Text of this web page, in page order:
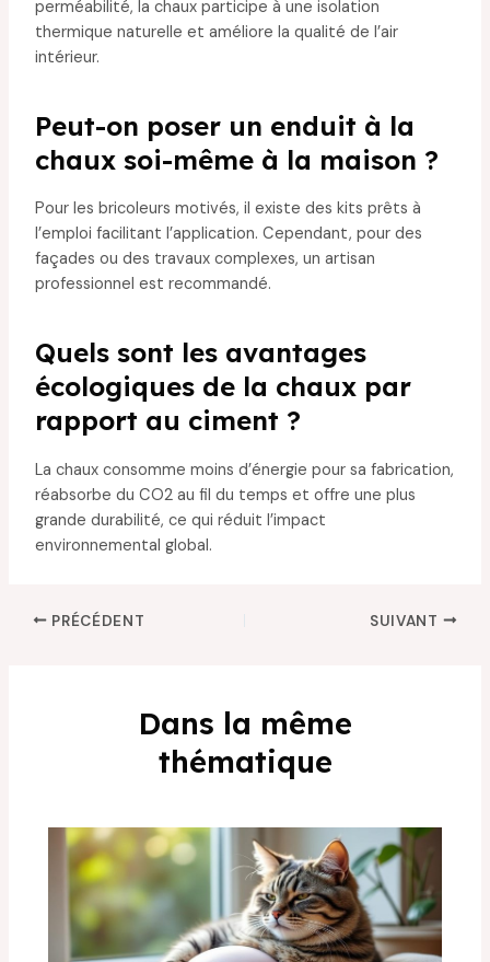
perméabilité, la chaux participe à une isolation
thermique naturelle et améliore la qualité de l’air
intérieur.
Peut-on poser un enduit à la
chaux soi-même à la maison ?
Pour les bricoleurs motivés, il existe des kits prêts à
l’emploi facilitant l’application. Cependant, pour des
façades ou des travaux complexes, un artisan
professionnel est recommandé.
Quels sont les avantages
écologiques de la chaux par
rapport au ciment ?
La chaux consomme moins d’énergie pour sa fabrication,
réabsorbe du CO2 au fil du temps et offre une plus
grande durabilité, ce qui réduit l’impact
environnemental global.
PRÉCÉDENT SUIVANT
Dans la même
thématique